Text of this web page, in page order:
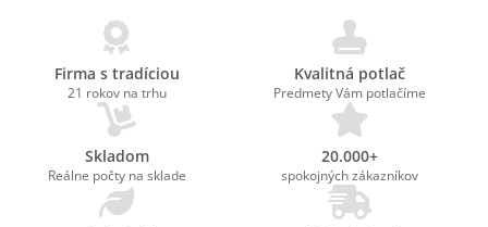
Firma s tradíciou
21 rokov na trhu
Kvalitná potlač
Predmety Vám potlačíme
Skladom
Reálne počty na sklade
20.000+
spokojných zákazníkov